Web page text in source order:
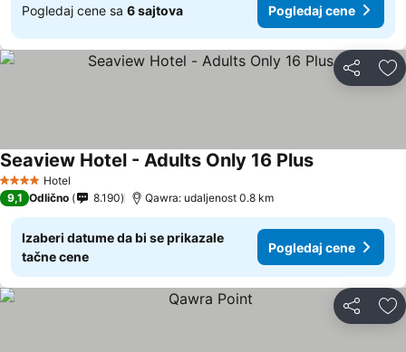
Pogledaj cene sa 6 sajtova Pogledaj cene
Deli
4 ZvezdiceHotel
Seaview Hotel - Adults Only 16 Plus
9,1 Odlično 8.190 Qawra: udaljenost 0.8 km
Izaberi datume da bi se prikazale
tačne cene
Pogledaj cene
Deli